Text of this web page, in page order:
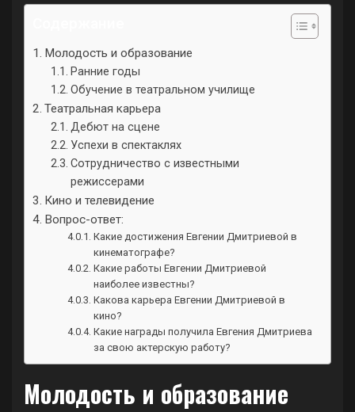
Молодость и образование
Ранние годы
Обучение в театральном училище
Театральная карьера
Дебют на сцене
Успехи в спектаклях
Сотрудничество с известными
режиссерами
Кино и телевидение
Вопрос-ответ:
Какие достижения Евгении Дмитриевой в
кинематографе?
Какие работы Евгении Дмитриевой
наиболее известны?
Какова карьера Евгении Дмитриевой в
кино?
Какие награды получила Евгения Дмитриева
за свою актерскую работу?
Молодость и образование